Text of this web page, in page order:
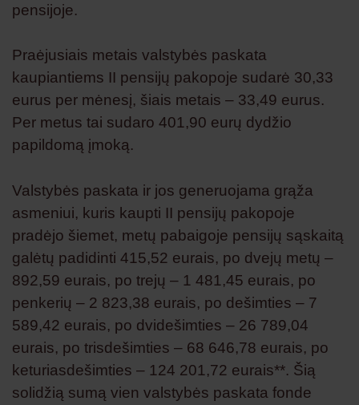
pensijoje.
Praėjusiais metais valstybės paskata
kaupiantiems II pensijų pakopoje sudarė 30,33
eurus per mėnesį, šiais metais – 33,49 eurus.
Per metus tai sudaro 401,90 eurų dydžio
papildomą įmoką.
Valstybės paskata ir jos generuojama grąža
asmeniui, kuris kaupti II pensijų pakopoje
pradėjo šiemet, metų pabaigoje pensijų sąskaitą
galėtų padidinti 415,52 eurais, po dvejų metų –
892,59 eurais, po trejų – 1 481,45 eurais, po
penkerių – 2 823,38 eurais, po dešimties – 7
589,42 eurais, po dvidešimties – 26 789,04
eurais, po trisdešimties – 68 646,78 eurais, po
keturiasdešimties – 124 201,72 eurais**. Šią
solidžią sumą vien valstybės paskata fonde